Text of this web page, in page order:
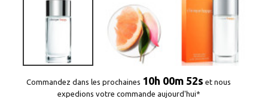
Commandez dans les prochaines 10h 00m 51s et nous
expedions votre commande aujourd'hui*